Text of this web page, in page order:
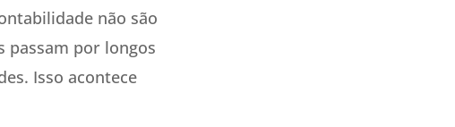
não são
passam por longos
Isso acontece